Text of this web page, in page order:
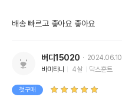
배송 빠르고 좋아요 좋아요
버디15020
2024.06.10
바미타니
4살 닥스훈트
첫구매